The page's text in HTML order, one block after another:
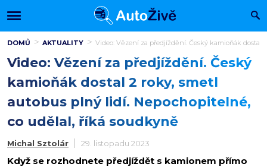
DOMŮ AKTUALITY Video: Vězení za předjíždění. Český kamioňák
Video: Vězení za předjíždění. Český
kamioňák dostal 2 roky, smetl
autobus plný lidí. Nepochopitelné,
co udělal, říká soudkyně
Michal Sztolár 29. listopadu 2023
Když se rozhodnete předjíždět s kamionem přímo